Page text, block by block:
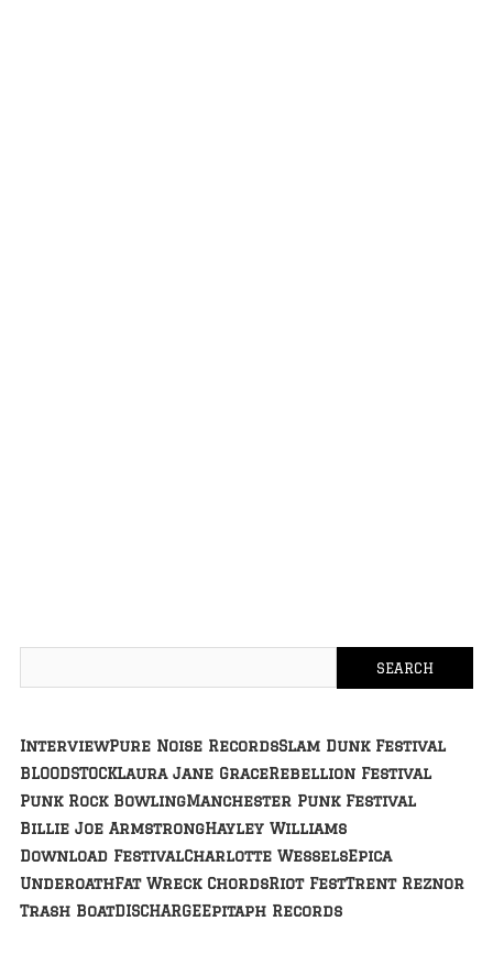
InterviewPure Noise RecordsSlam Dunk Festival
BLOODSTOCKLaura Jane GraceRebellion Festival
Punk Rock BowlingManchester Punk Festival
Billie Joe ArmstrongHayley Williams
Download FestivalCharlotte WesselsEpica
UnderoathFat Wreck ChordsRiot FestTrent Reznor
Trash BoatDISCHARGEEpitaph Records